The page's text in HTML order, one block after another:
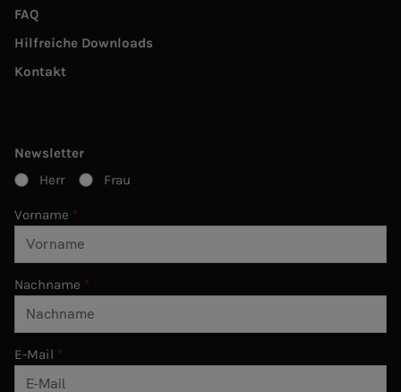
FAQ
Hilfreiche Downloads
Kontakt
Newsletter
Herr
Frau
Vorname
Nachname
E-Mail